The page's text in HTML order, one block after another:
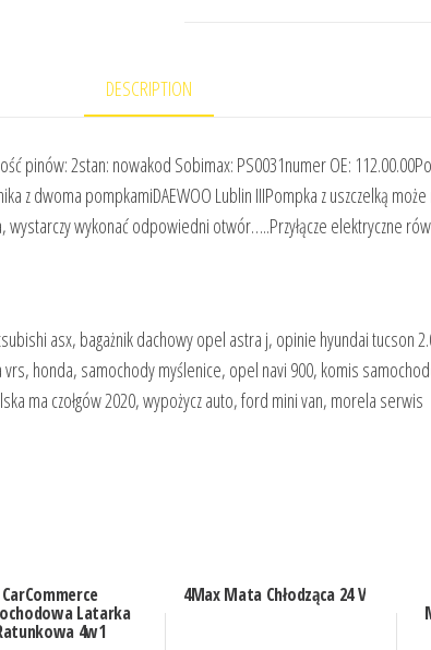
DESCRIPTION
pinów: 2stan: nowakod Sobimax: PS0031numer OE:
z dwoma pompkamiDAEWOO Lublin IIIPompka z uszczelką
wystarczy wykonać odpowiedni otwór…..Przyłącze elektryczne
asx, bagażnik dachowy opel astra j, opinie hyundai tucson
vrs, honda, samochody myślenice, opel navi 900, komis
ma czołgów 2020, wypożycz auto, ford mini van, morela serwis
CarCommerce
Latarka
4w1
4Max Mata Chłodząca 24 V